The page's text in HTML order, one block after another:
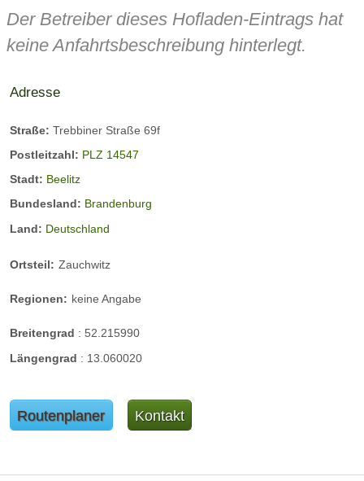
Der Betreiber dieses Hofladen-Eintrags hat
keine Anfahrtsbeschreibung hinterlegt.
Adresse
Straße: Trebbiner Straße 69f
Postleitzahl: PLZ 14547
Stadt: Beelitz
Bundesland: Brandenburg
Land: Deutschland
Ortsteil: Zauchwitz
Regionen: keine Angabe
Breitengrad : 52.215990
Längengrad : 13.060020
Routenplaner Kontakt